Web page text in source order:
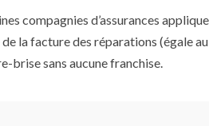
compagnies d’assurances
la facture des réparations (égale
brise sans aucune franchise.